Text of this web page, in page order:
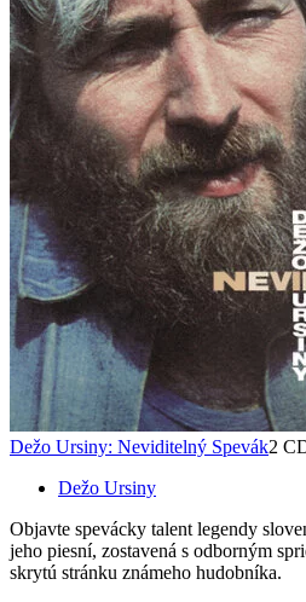
Dežo Ursiny: Neviditelný Spevák2
Dežo Ursiny
Objavte spevácky talent legendy
jeho piesní, zostavená s odborným
skrytú stránku známeho hudobníka.